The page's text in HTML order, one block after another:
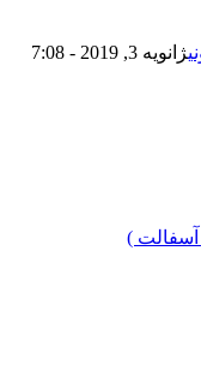
ژانویه 3, 2019 - 7:08